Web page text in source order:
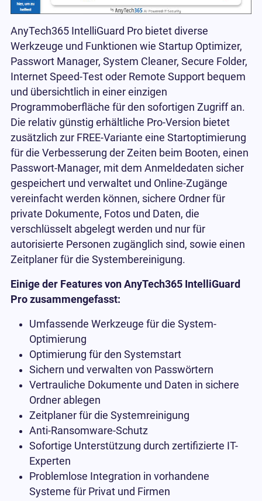
AnyTech365 IntelliGuard Pro bietet diverse
Werkzeuge und Funktionen wie Startup Optimizer,
Passwort Manager, System Cleaner, Secure Folder,
Internet Speed-Test oder Remote Support bequem
und übersichtlich in einer einzigen
Programmoberfläche für den sofortigen Zugriff an.
Die relativ günstig erhältliche Pro-Version bietet
zusätzlich zur FREE-Variante eine Startoptimierung
für die Verbesserung der Zeiten beim Booten, einen
Passwort-Manager, mit dem Anmeldedaten sicher
gespeichert und verwaltet und Online-Zugänge
vereinfacht werden können, sichere Ordner für
private Dokumente, Fotos und Daten, die
verschlüsselt abgelegt werden und nur für
autorisierte Personen zugänglich sind, sowie einen
Zeitplaner für die Systembereinigung.
Einige der Features von AnyTech365 IntelliGuard
Pro zusammengefasst:
Umfassende Werkzeuge für die System-
Optimierung
Optimierung für den Systemstart
Sichern und verwalten von Passwörtern
Vertrauliche Dokumente und Daten in sichere
Ordner ablegen
Zeitplaner für die Systemreinigung
Anti-Ransomware-Schutz
Sofortige Unterstützung durch zertifizierte IT-
Experten
Problemlose Integration in vorhandene
Systeme für Privat und Firmen